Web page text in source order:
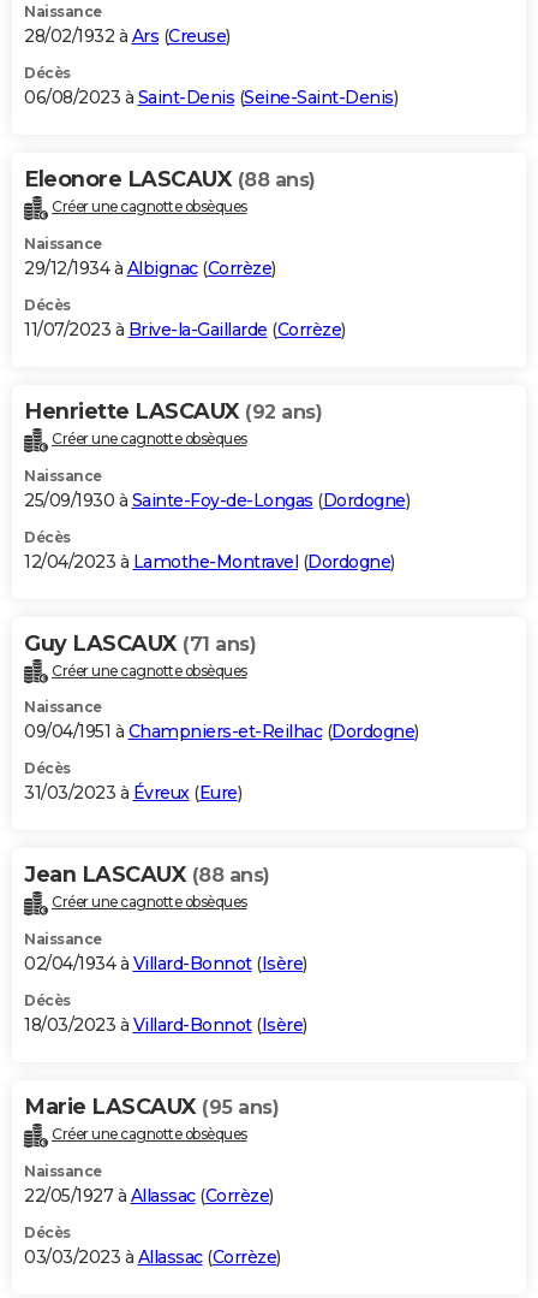
Naissance
28/02/1932 à Ars (Creuse)
Décès
06/08/2023 à Saint-Denis (Seine-Saint-Denis)
Eleonore LASCAUX (88 ans)
Créer une cagnotte obsèques
Naissance
29/12/1934 à Albignac(Corrèze)
Décès
11/07/2023 à Brive-la-Gaillarde (Corrèze)
Henriette LASCAUX (92 ans)
Créer une cagnotte obsèques
Naissance
25/09/1930 à Sainte-Foy-de-Longas (Dordogne)
Décès
12/04/2023 à Lamothe-Montravel (Dordogne)
Guy LASCAUX (71 ans)
Créer une cagnotte obsèques
Naissance
09/04/1951 à Champniers-et-Reilhac(Dordogne)
Décès
31/03/2023 à Évreux(Eure)
Jean LASCAUX (88 ans)
Créer une cagnotte obsèques
Naissance
02/04/1934 à Villard-Bonnot(Isère)
Décès
18/03/2023 à Villard-Bonnot(Isère)
Marie LASCAUX (95 ans)
Créer une cagnotte obsèques
Naissance
22/05/1927 à Allassac(Corrèze)
Décès
03/03/2023 à Allassac(Corrèze)